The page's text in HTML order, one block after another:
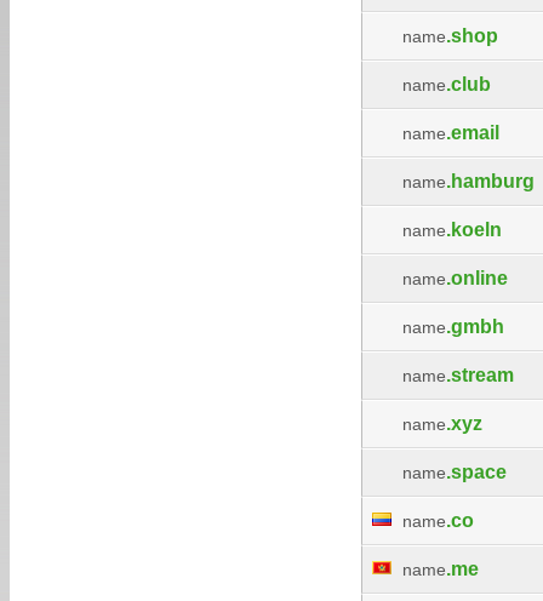
name.shop
name.club
name.email
name.hamburg
name.koeln
name.online
name.gmbh
name.stream
name.xyz
name.space
name.co
name.me